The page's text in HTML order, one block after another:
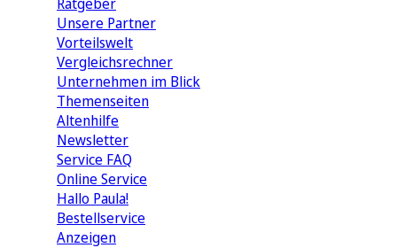
Unsere Partner
Vorteilswelt
Vergleichsrechner
Unternehmen im Blick
Themenseiten
Altenhilfe
Newsletter
Service FAQ
Online Service
Hallo Paula!
Bestellservice
Anzeigen